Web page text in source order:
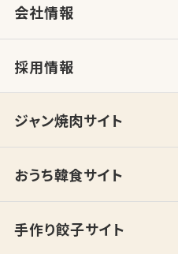
会社情報
採用情報
ジャン焼肉サイト
おうち韓食サイト
手作り餃子サイト